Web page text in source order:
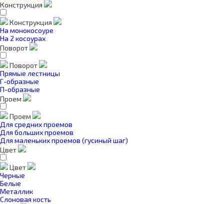
Конструкция
Конструкция
На монокосоуре
На 2 косоурах
Поворот
Поворот
Прямые лестницы
Г-образные
П-образные
Проем
Проем
Для средних проемов
Для больших проемов
Для маленьких проемов (гусиный шаг)
Цвет
Цвет
Черные
Белые
Металлик
Слоновая кость